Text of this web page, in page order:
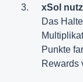
xSol
Das
Punkte
Rewards